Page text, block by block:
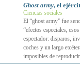
Ghost army, el
Ciencias sociales
El “ghost army” fue
“efectos especiales,
espectador: disparos,
coches y un largo
imposibles de reproducir